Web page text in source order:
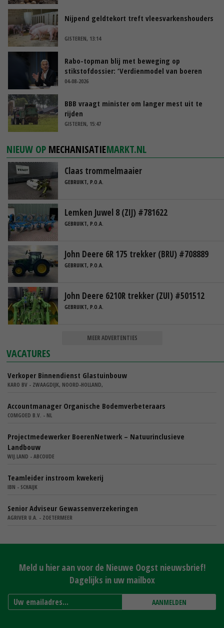
Nijpend geldtekort treft vleesvarkenshouders
GISTEREN, 13:14
Rabo-topman blij met beweging op
stikstofdossier: ‘Verdienmodel van boeren
blijft cruciaal’
04-08-2026
BBB vraagt minister om langer mest uit te
rijden
GISTEREN, 15:47
NIEUW OP MECHANISATIEMARKT.NL
Claas trommelmaaier
GEBRUIKT, P.O.A.
Lemken Juwel 8 (ZIJ) #781622
GEBRUIKT, P.O.A.
John Deere 6R 175 trekker (BRU) #708889
GEBRUIKT, P.O.A.
John Deere 6210R trekker (ZUI) #501512
GEBRUIKT, P.O.A.
MEER ADVERTENTIES
VACATURES
Verkoper Binnendienst Glastuinbouw
KARO BV - ZWAAGDIJK, NOORD-HOLLAND,
Accountmanager Organische Bodemverbeteraars
COMGOED B.V. - NL
Projectmedewerker BoerenNetwerk – Natuurinclusieve
Landbouw
WIJ.LAND - ABCOUDE
Teamleider instroom kwekerij
IBN - SCHAIJK
Senior Adviseur Gewassenverzekeringen
AGRIVER U.A. - ZOETERMEER
Meld u hier aan voor de Nieuwe Oogst nieuwsbrief!
Dagelijks in uw mailbox
AANMELDEN